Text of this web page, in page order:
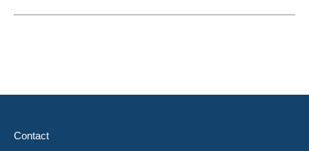
Contact